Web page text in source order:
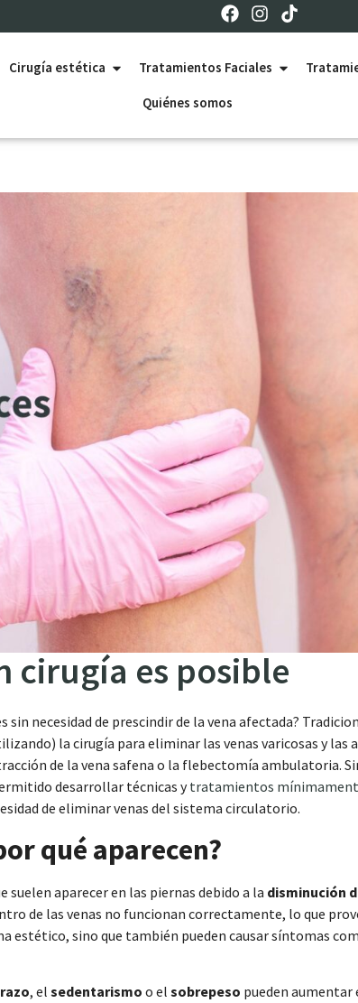
Cirugía estética Tratamientos Faciales
Quiénes somos
cirugía es posible
sin necesidad de prescindir de la vena afectada?
la cirugía para eliminar las venas varicosas y las
de la vena safena o la flebectomía ambulatoria.
desarrollar técnicas ytratamientos
de eliminar venas del sistema circulatorio.
qué aparecen?
suelen aparecer en las piernas debido a la disminución
de las venas no funcionan correctamente, lo que
estético, sino que también pueden causar síntomas
, el sedentarismo o el sobrepeso pueden aumentar